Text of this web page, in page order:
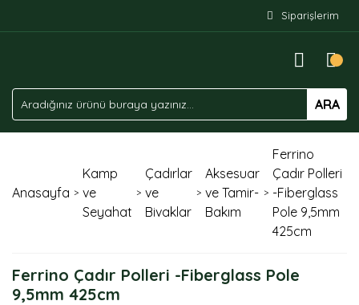
Siparişlerim
ARA
Anasayfa
Kamp
ve
Seyahat
Çadırlar
ve
Bivaklar
Aksesuar
ve Tamir-
Bakım
Ferrino
Çadır Polleri
-Fiberglass
Pole 9,5mm
425cm
Ferrino Çadır Polleri -Fiberglass Pole
9,5mm 425cm